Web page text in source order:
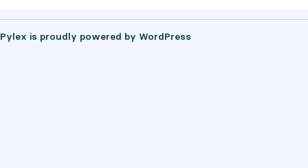
Pylex is proudly powered by WordPress